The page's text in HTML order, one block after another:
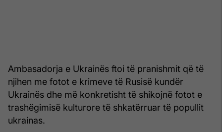
Ambasadorja e Ukrainës ftoi të pranishmit që të
njihen me fotot e krimeve të Rusisë kundër
Ukrainës dhe më konkretisht të shikojnë fotot e
trashëgimisë kulturore të shkatërruar të popullit
ukrainas.